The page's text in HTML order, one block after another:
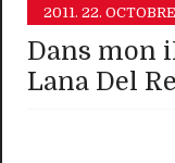
2011. 22. OCTOBRE
Dans mon
Lana Del